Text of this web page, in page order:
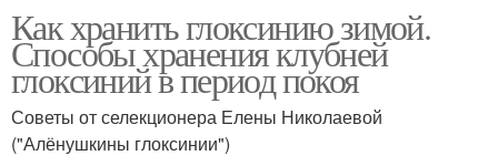
Как хранить глоксинию зимой.
Способы хранения клубней
глоксиний в период покоя
Советы от селекционера Елены Николаевой
("Алёнушкины глоксинии")